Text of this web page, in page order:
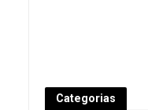
Categorias